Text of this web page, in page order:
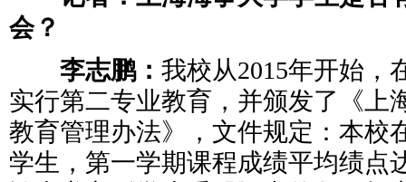
会？
李志鹏： 我校从2015年开始，
实行第二专业教育，并颁发了《上
教育管理办法》，文件规定：本校
学生，第一学期课程成绩平均绩点